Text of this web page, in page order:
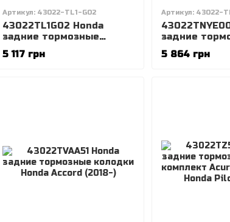
Артикул: 43022-TL1-G02
43022TL1G02 Honda
задние тормозные
колодки Honda Accord
2008- 2013
5 117 грн
Артикул: 43022-
задние
колодки
CR-V 2018-
5 864 грн